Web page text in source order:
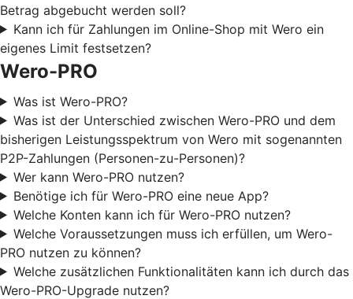
Betrag abgebucht werden soll?
Kann ich für Zahlungen im Online-Shop mit Wero ein
eigenes Limit festsetzen?
Wero-PRO
Was ist Wero-PRO?
Was ist der Unterschied zwischen Wero-PRO und dem
bisherigen Leistungsspektrum von Wero mit sogenannten
P2P-Zahlungen (Personen-zu-Personen)?
Wer kann Wero-PRO nutzen?
Benötige ich für Wero-PRO eine neue App?
Welche Konten kann ich für Wero-PRO nutzen?
Welche Voraussetzungen muss ich erfüllen, um Wero-
PRO nutzen zu können?
Welche zusätzlichen Funktionalitäten kann ich durch das
Wero-PRO-Upgrade nutzen?